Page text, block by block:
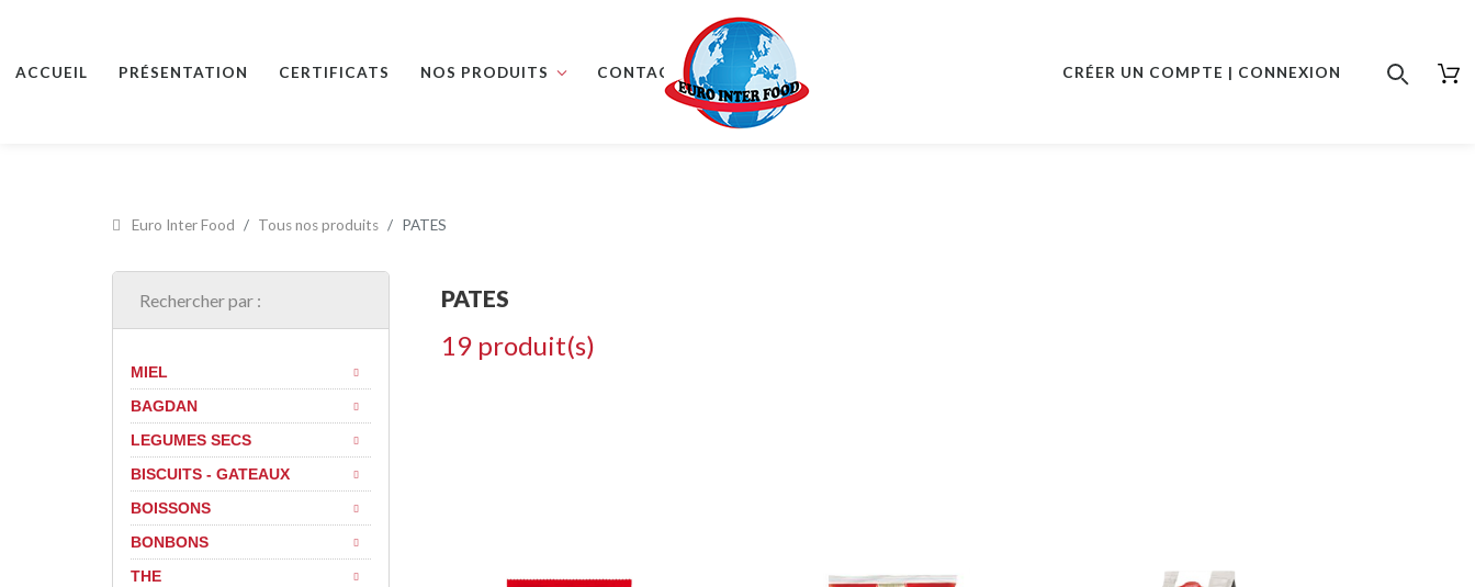
ACCUEIL PRÉSENTATION CERTIFICATS NOS PRODUITS CONTACT CRÉER UN COMPTE | CONNEXION
Euro Inter Food Tous nos produits PATES
Rechercher par :
MIEL
BAGDAN
LEGUMES SECS
BISCUITS - GATEAUX
BOISSONS
BONBONS
THE
PATES
19 produit(s)